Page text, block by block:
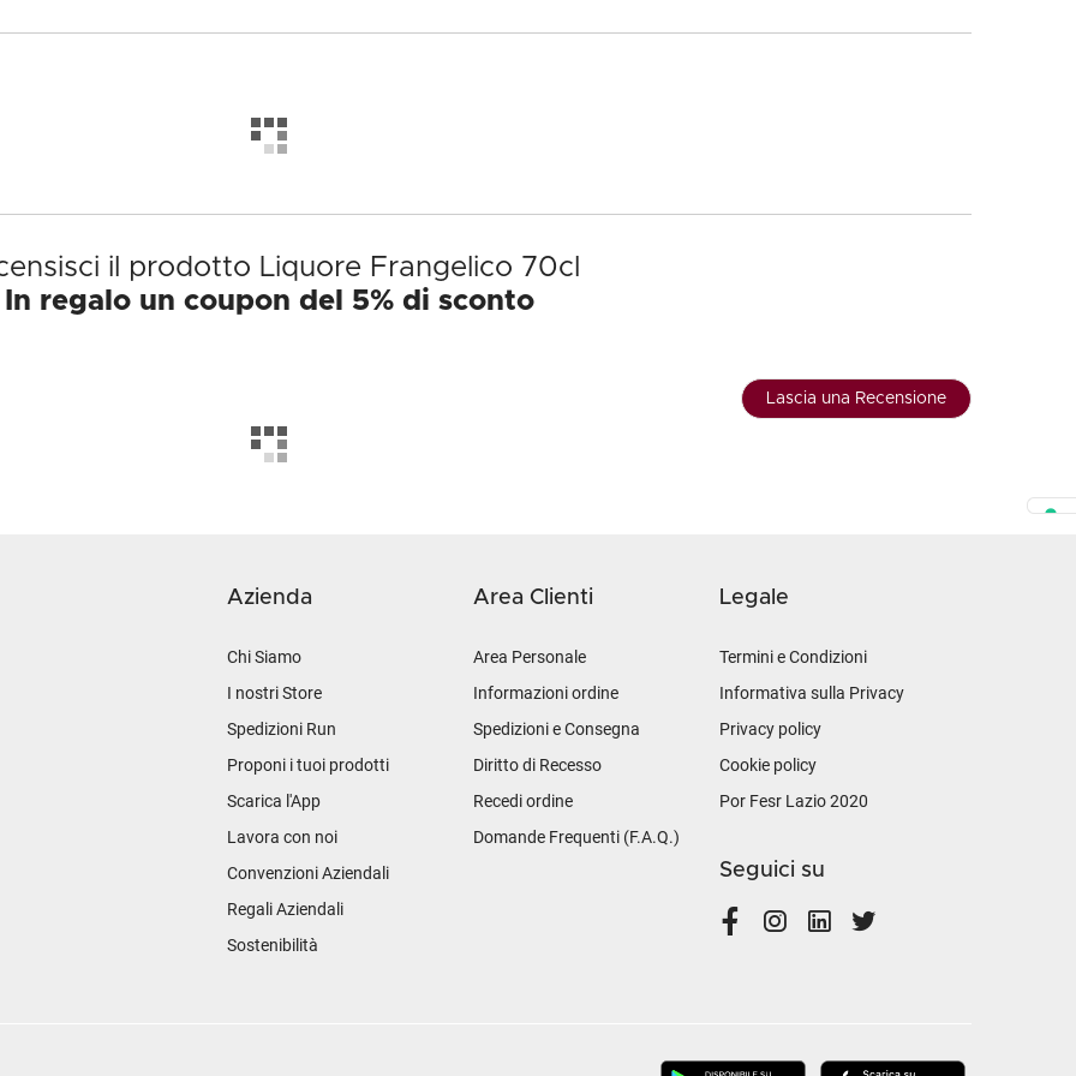
il prodotto Liquore Frangelico 70cl
In regalo un coupon del 5% di sconto
Lascia una Recensione
Azienda
Chi Siamo
I nostri Store
Spedizioni Run
Proponi i tuoi prodotti
Scarica l'App
Lavora con noi
Convenzioni Aziendali
Regali Aziendali
Sostenibilità
Area Clienti
Area Personale
Informazioni ordine
Spedizioni e Consegna
Diritto di Recesso
Recedi ordine
Domande Frequenti (F.A.Q.)
Legale
Termini e Condizioni
Informativa sulla Privacy
Privacy policy
Cookie policy
Por Fesr Lazio 2020
Seguici su